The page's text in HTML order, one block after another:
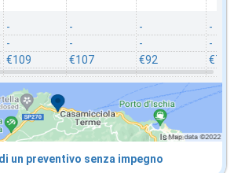
-
-
€109
-
-
€107
-
-
€92
-
-
€78
un preventivo senza impegno